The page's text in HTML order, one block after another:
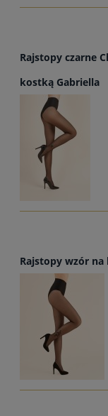
Rajstopy czarne
kostką Gabriella
Rajstopy wzór na